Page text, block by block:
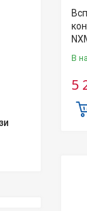
В
5